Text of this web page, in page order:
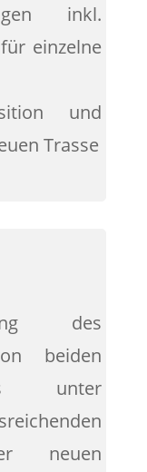
inkl.
einzelne
Trasse
beiden
unter
neuen